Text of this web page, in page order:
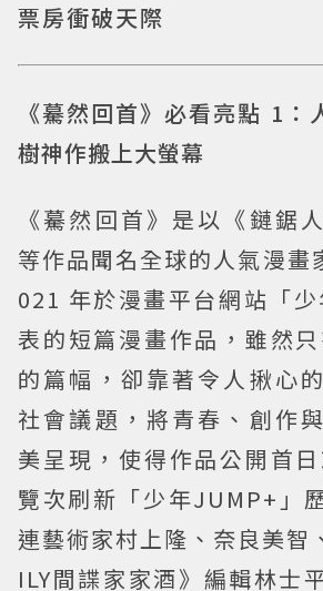
票房衝破天際
《驀然回首》必看亮點 1：
樹神作搬上大螢幕
《驀然回首》是以《鏈鋸
等作品聞名全球的人氣漫畫
021 年於漫畫平台網站「
表的短篇漫畫作品，雖然
的篇幅，卻靠著令人揪心
社會議題，將青春、創作
美呈現，使得作品公開首
覽次刷新「少年JUMP+」
連藝術家村上隆、奈良美智
ILY間諜家家酒》編輯林士